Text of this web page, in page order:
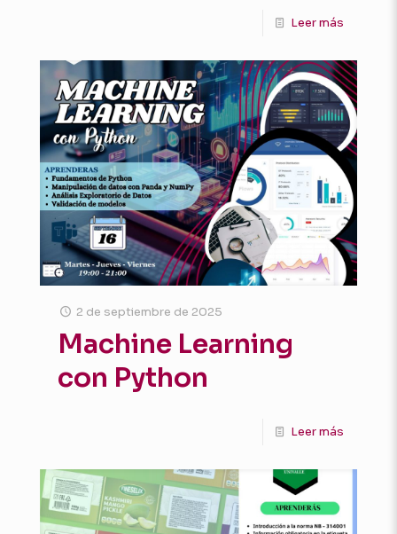
Leer más
2 de septiembre de 2025
Machine Learning
con Python
Leer más